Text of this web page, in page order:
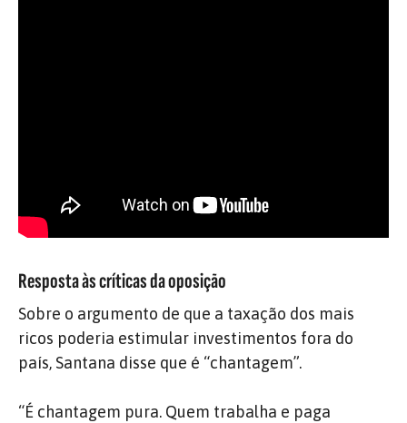
Resposta às críticas da oposição
Sobre o argumento de que a taxação dos mais
ricos poderia estimular investimentos fora do
país, Santana disse que é “chantagem”.
“É chantagem pura. Quem trabalha e paga